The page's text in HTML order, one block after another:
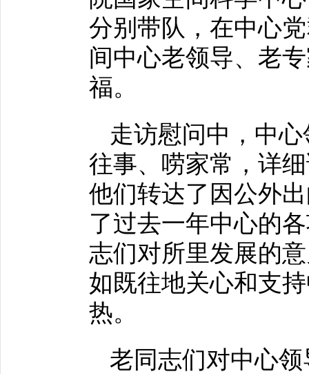
分别带队，在中心
间中心老领导、老
福。
走访慰问中，中
往事、唠家常，详
他们转达了因公外
了过去一年中心的
志们对所里发展的
如既往地关心和支
热。
老同志们对中心